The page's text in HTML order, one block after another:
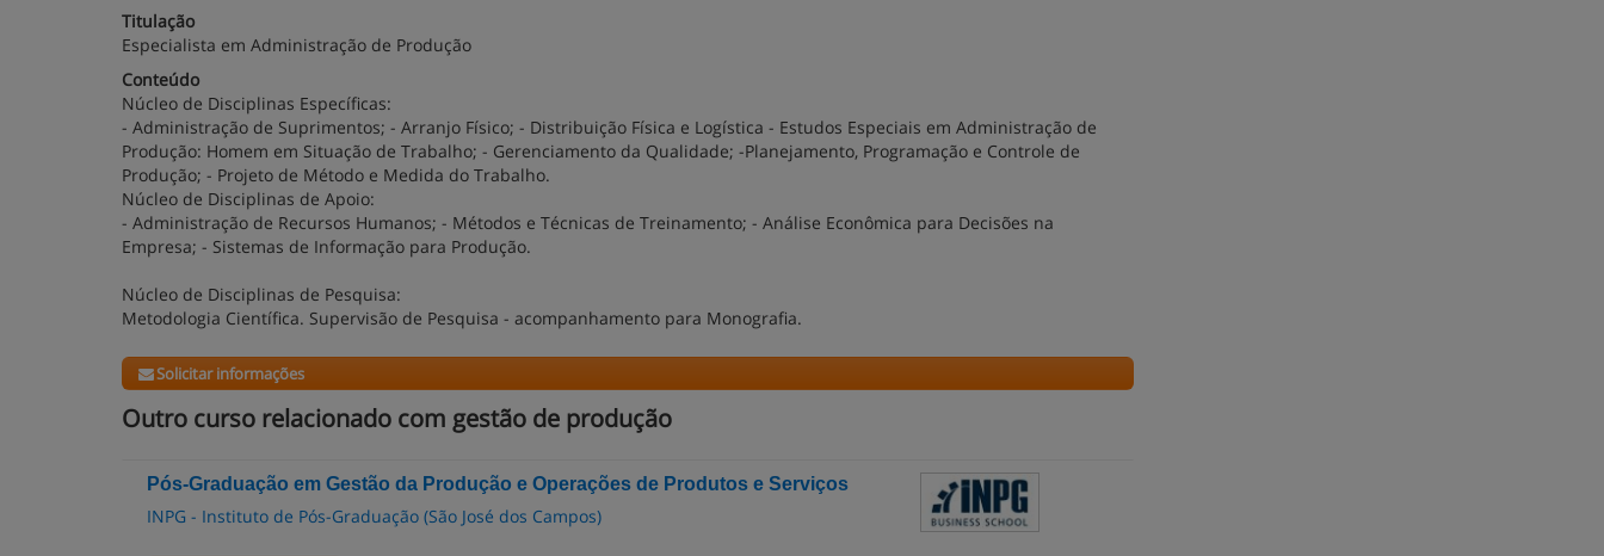
Titulação
Especialista em Administração de Produção
Conteúdo
Núcleo de Disciplinas Específicas:
- Administração de Suprimentos; - Arranjo Físico; - Distribuição Física e Logística - Estudos Especiais em Administração de
Produção: Homem em Situação de Trabalho; - Gerenciamento da Qualidade; -Planejamento, Programação e Controle de
Produção; - Projeto de Método e Medida do Trabalho.
Núcleo de Disciplinas de Apoio:
- Administração de Recursos Humanos; - Métodos e Técnicas de Treinamento; - Análise Econômica para Decisões na
Empresa; - Sistemas de Informação para Produção.
Núcleo de Disciplinas de Pesquisa:
Metodologia Científica. Supervisão de Pesquisa - acompanhamento para Monografia.
Solicitar informações
Outro curso relacionado com gestão de produção
Pós-Graduação em Gestão da Produção e Operações de Produtos e Serviços
INPG - Instituto de Pós-Graduação (São José dos Campos)